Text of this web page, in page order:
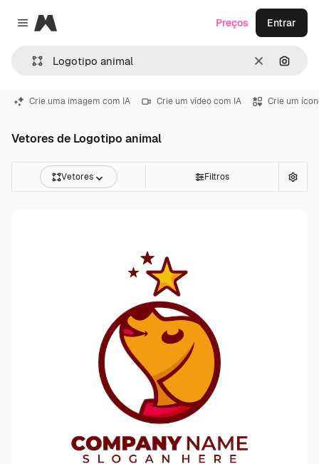
Close menu
Magnific
Limpar
Preços Entrar
Crie uma imagem com IA Crie um vídeo com IA Crie um
Vetores de Logotipo animal
Vetores Filtros